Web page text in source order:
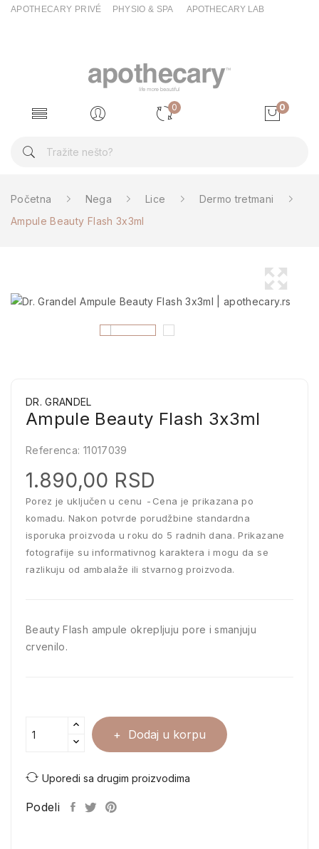
APOTHECARY PRIVÉ PHYSIO & SPA APOTHECARY LAB
0 0
Početna Nega Lice
Dermo tretmani
Ampule Beauty Flash 3x3ml
DR. GRANDEL
Ampule Beauty Flash 3x3ml
Referenca: 11017039
1.890,00 RSD
Porez je uključen u cenu
Cena je prikazana po
komadu. Nakon potvrde porudžbine standardna
isporuka proizvoda u roku do 5 radnih dana. Prikazane
fotografije su informativnog karaktera i mogu da se
razlikuju od ambalaže ili stvarnog proizvoda.
Beauty Flash ampule okrepljuju pore i smanjuju
crvenilo.
Dodaj u korpu
Uporedi sa drugim proizvodima
Podeli